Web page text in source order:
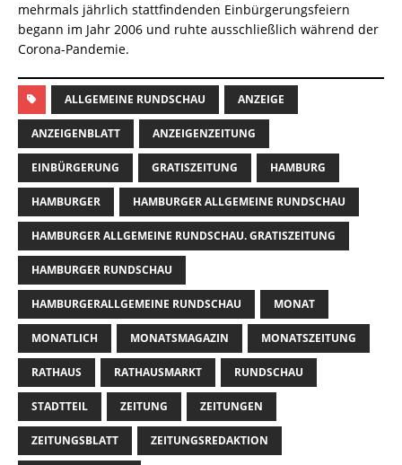
mehrmals jährlich stattfindenden Einbürgerungsfeiern
begann im Jahr 2006 und ruhte ausschließlich während der
Corona-Pandemie.
ALLGEMEINE RUNDSCHAU ANZEIGE
ANZEIGENBLATT ANZEIGENZEITUNG
EINBÜRGERUNG GRATISZEITUNG HAMBURG
HAMBURGER HAMBURGER ALLGEMEINE RUNDSCHAU
HAMBURGER ALLGEMEINE RUNDSCHAU. GRATISZEITUNG
HAMBURGER RUNDSCHAU
HAMBURGERALLGEMEINE RUNDSCHAU MONAT
MONATLICH MONATSMAGAZIN MONATSZEITUNG
RATHAUS RATHAUSMARKT RUNDSCHAU
STADTTEIL ZEITUNG ZEITUNGEN
ZEITUNGSBLATT ZEITUNGSREDAKTION